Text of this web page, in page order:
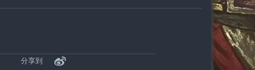
分享到